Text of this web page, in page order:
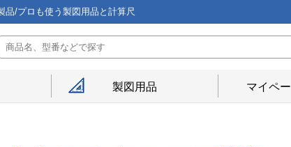
品/プロも使う製図用品と計算尺
製図用品 マイペ